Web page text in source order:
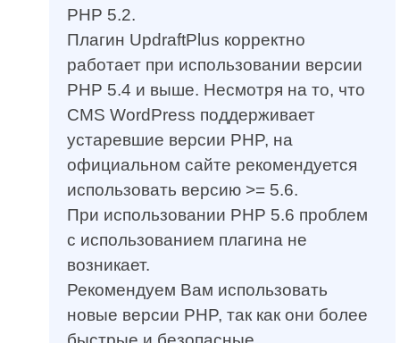
PHP 5.2.
Плагин UpdraftPlus корректно
работает при использовании версии
PHP 5.4 и выше. Несмотря на то, что
CMS WordPress поддерживает
устаревшие версии PHP, на
официальном сайте рекомендуется
использовать версию >= 5.6.
При использовании PHP 5.6 проблем
с использованием плагина не
возникает.
Рекомендуем Вам использовать
новые версии PHP, так как они более